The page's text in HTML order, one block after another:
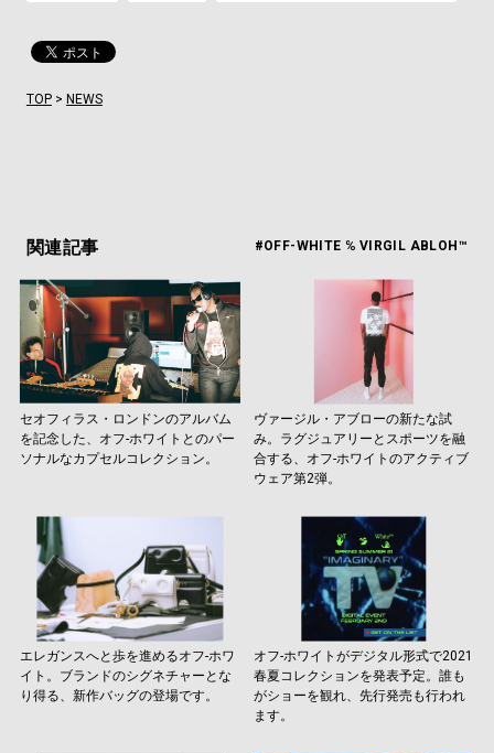
TOP> NEWS
関連記事 #OFF-WHITE ℅ VIRGIL ABLOH™
セオフィラス・ロンドンのアルバム
を記念した、オフ-ホワイトとのパー
ソナルなカプセルコレクション。
ヴァージル・アブローの新たな試
み。ラグジュアリーとスポーツを融
合する、オフ-ホワイトのアクティブ
ウェア第2弾。
エレガンスへと歩を進めるオフ-ホワ
イト。ブランドのシグネチャーとな
り得る、新作バッグの登場です。
オフ-ホワイトがデジタル形式で2021
春夏コレクションを発表予定。誰も
がショーを観れ、先行発売も行われ
ます。